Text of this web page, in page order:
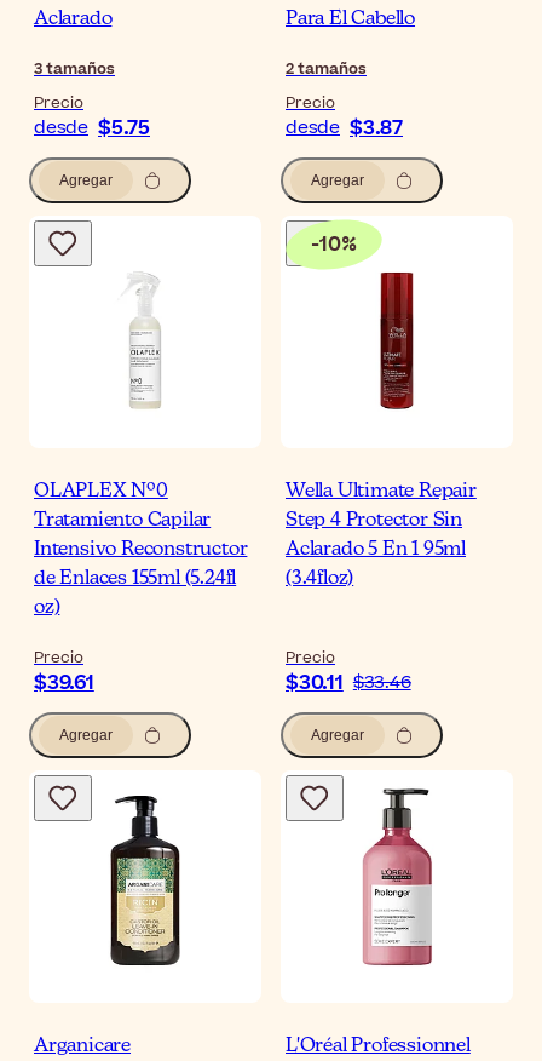
Aclarado
3tamaños
Precio
desde $5.75
Agregar
Para El Cabello
2tamaños
Precio
desde $3.87
Agregar
OLAPLEX Nº0
Tratamiento Capilar
Intensivo Reconstructor
de Enlaces 155ml (5.24fl
oz)
Precio
$39.61
Agregar
-10%
Wella Ultimate Repair
Step 4 Protector Sin
Aclarado 5 En 1 95ml
(3.4floz)
Precio
$30.11 $33.46
Agregar
Arganicare
L'Oréal Professionnel